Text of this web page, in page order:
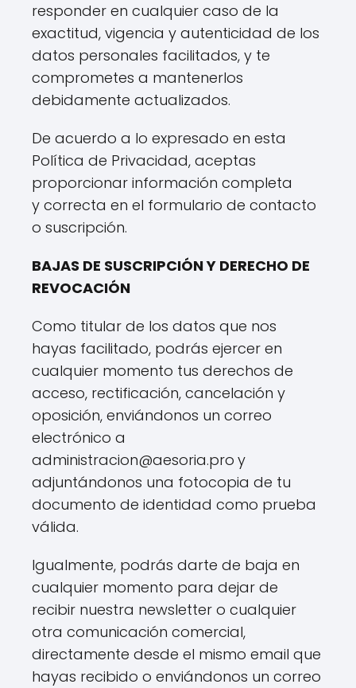
responder en cualquier caso de la
exactitud, vigencia y autenticidad de los
datos personales facilitados, y te
comprometes a mantenerlos
debidamente actualizados.
De acuerdo a lo expresado en esta
Política de Privacidad, aceptas
proporcionar información completa
y correcta en el formulario de contacto
o suscripción.
BAJAS DE SUSCRIPCIÓN Y DERECHO DE
REVOCACIÓN
Como titular de los datos que nos
hayas facilitado, podrás ejercer en
cualquier momento tus derechos de
acceso, rectificación, cancelación y
oposición, enviándonos un correo
electrónico a
administracion@aesoria.pro y
adjuntándonos una fotocopia de tu
documento de identidad como prueba
válida.
Igualmente, podrás darte de baja en
cualquier momento para dejar de
recibir nuestra newsletter o cualquier
otra comunicación comercial,
directamente desde el mismo email que
hayas recibido o enviándonos un correo